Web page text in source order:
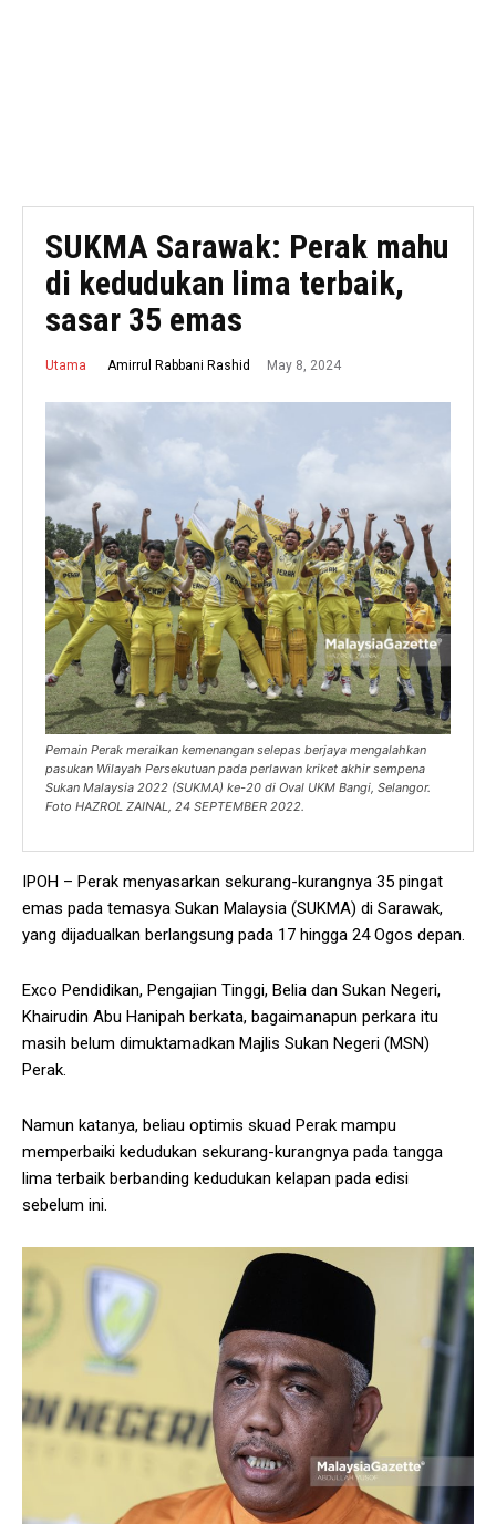
SUKMA Sarawak: Perak mahu
di kedudukan lima terbaik,
sasar 35 emas
Utama Amirrul Rabbani Rashid May 8, 2024
Pemain Perak meraikan kemenangan selepas berjaya mengalahkan
pasukan Wilayah Persekutuan pada perlawan kriket akhir sempena
Sukan Malaysia 2022 (SUKMA) ke-20 di Oval UKM Bangi, Selangor.
Foto HAZROL ZAINAL, 24 SEPTEMBER 2022.
IPOH – Perak menyasarkan sekurang-kurangnya 35 pingat
emas pada temasya Sukan Malaysia (SUKMA) di Sarawak,
yang dijadualkan berlangsung pada 17 hingga 24 Ogos depan.
Exco Pendidikan, Pengajian Tinggi, Belia dan Sukan Negeri,
Khairudin Abu Hanipah berkata, bagaimanapun perkara itu
masih belum dimuktamadkan Majlis Sukan Negeri (MSN)
Perak.
Namun katanya, beliau optimis skuad Perak mampu
memperbaiki kedudukan sekurang-kurangnya pada tangga
lima terbaik berbanding kedudukan kelapan pada edisi
sebelum ini.